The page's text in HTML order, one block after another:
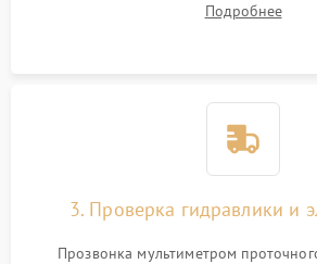
циркуляционному насосу, ТЭНу и
Подробнее
3. Проверка гидравлики и
Прозвонка мультиметром